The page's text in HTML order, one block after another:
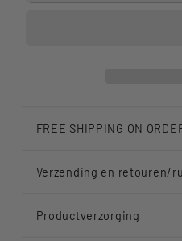
FREE SHIPPING ON
Verzending en retouren/
Productverzorging